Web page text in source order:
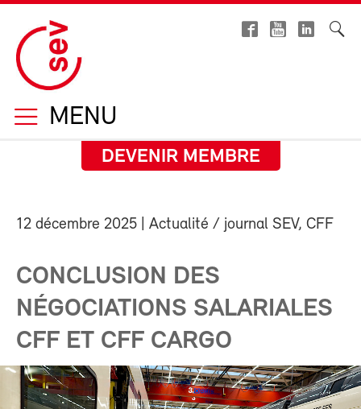
MENU
DEVENIR MEMBRE
12 décembre 2025 | Actualité / journal SEV, CFF
CONCLUSION DES
NÉGOCIATIONS SALARIALES
CFF ET CFF CARGO